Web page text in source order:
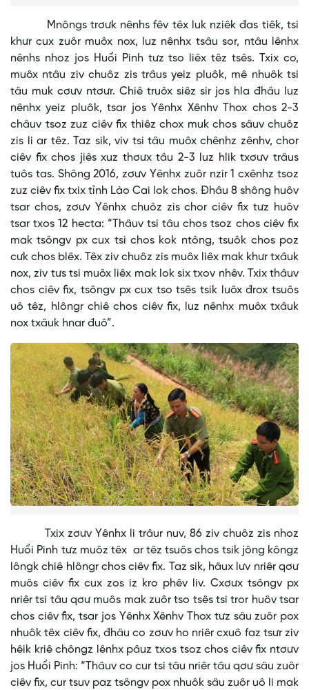
Mnôngs trơưk nênhs fêv têx luk nziêk đas tiêk, tsi
khưr cux zuôr muôx nox, luz nênhx tsâu sor, ntâu lênhx
nênhs nhoz jos Huổi Pinh tưz tso liêx têz tsês. Txix co,
muôx ntâu ziv chuôz zis trâus yeiz pluôk, mê nhuôk tsi
tâu muk cơưv ntơưr. Chiê truôx siêz sir jos hla đhâu luz
nênhx yeiz pluôk, tsar jos Yênhx Xênhv Thox chos 2-3
châuv tsoz zuz ciêv fix thiêz chox muk chos sâuv chuôz
zis li ar têz. Taz sik, viv tsi tâu muôx chênhz zênhv, chor
ciêv fix chos jiês xuz thơưx tâu 2-3 luz hlik txơưv trâus
tuôs tas. Shông 2016, zơưv Yênhx zuôr nzir 1 cxênhz tsoz
zuz ciêv fix txix tỉnh Lào Cai lok chos. Đhâu 8 shông huôv
tsar chos, zơưv Yênhx chuôz zis chor ciêv fix tưz huôv
tsar txos 12 hecta: “Thâuv tsi tâu chos tsoz chos ciêv fix
mak tsôngv px cux tsi chos kok ntông, tsuôk chos poz
cưk chos blêx. Têx ziv chuôz zis muôx liêx mak khưr txâuk
nox, ziv tưs tsi muôx liêx mak lok six txov nhêv. Txix thâuv
chos ciêv fix, tsôngv px cux tso tsês tsik luôx đrox tsuôs
uô têz, hlôngr chiê chos ciêv fix, luz nênhx muôx txâuk
nox txâuk hnar đuô”.
Txix zơưv Yênhx li trâur nuv, 86 ziv chuôz zis nhoz
Huổi Pinh tưz muôz têx ar têz tsuôs chos tsik jông kôngz
lôngk chiê hlôngr chos ciêv fix. Taz sik, hâux lưv nriêr qơư
muôs ciêv fix cux zos iz kro phêv liv. Cxơưx tsôngv px
nriêr tsi tâu qơư muôs mak zuôr tso tsês tsi tror huôv tsar
chos ciêv fix, tsar jos Yênhx Xênhv Thox tưz sâu zuôr pox
nhuôk têx ciêv fix, đhâu co zơưv ho nriêr cxuô faz tsưr ziv
hêik kriê chôngz lênhx pâuz txos tsoz chos ciêv fix ntơưv
jos Huổi Pinh: “Thâuv co cur tsi tâu nriêr tâu qơư sâu zuôr
ciêv fix, cur tsuv paz tsôngv pox nhuôk sâu zuôr uô li mak